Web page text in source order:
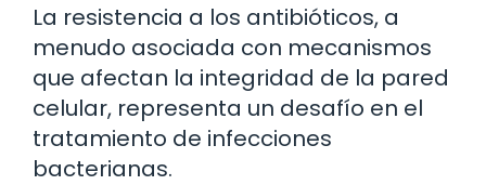
La resistencia a los antibióticos, a
menudo asociada con mecanismos
que afectan la integridad de la pared
celular, representa un desafío en el
tratamiento de infecciones
bacterianas.